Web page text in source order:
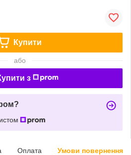
Купити
або
з
Оплата Умови повернення